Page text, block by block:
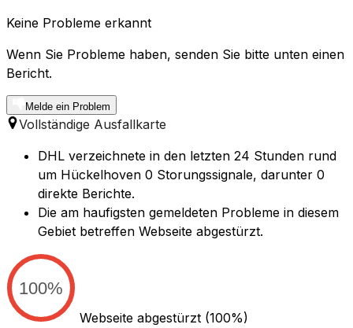
Keine Probleme erkannt
Wenn Sie Probleme haben, senden Sie bitte unten einen
Bericht.
Melde ein Problem
Vollständige Ausfallkarte
DHL verzeichnete in den letzten 24 Stunden rund
um Hückelhoven 0 Storungssignale, darunter 0
direkte Berichte.
Die am haufigsten gemeldeten Probleme in diesem
Gebiet betreffen Webseite abgestürzt.
100%
Webseite abgestürzt (100%)